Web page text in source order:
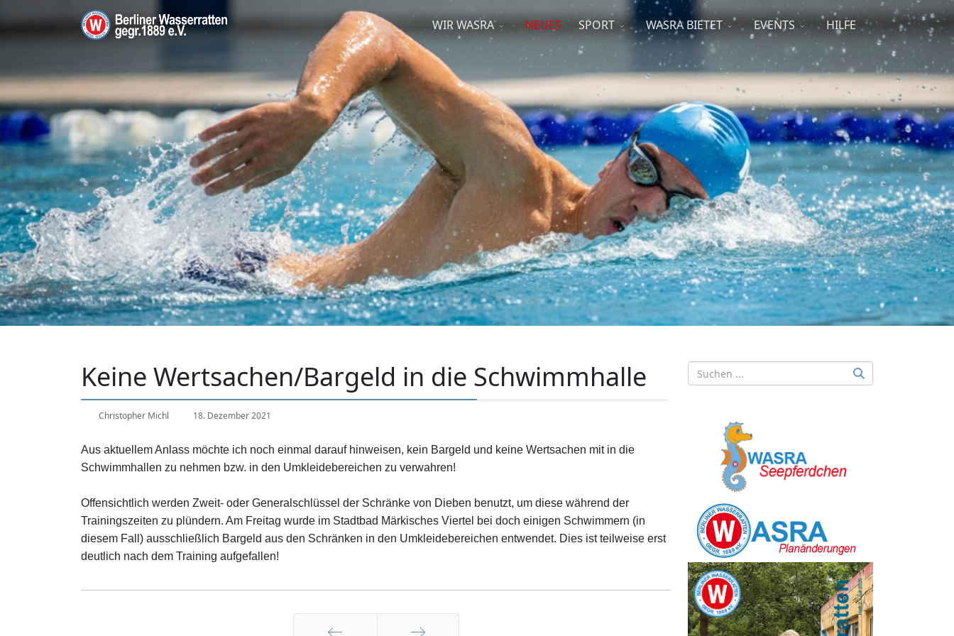
WIR WASRA NEUES SPORT WASRA BIETET EVENTS HILFE
Keine Wertsachen/Bargeld in die Schwimmhalle
Christopher Michl 18. Dezember 2021
Aus aktuellem Anlass möchte ich noch einmal darauf hinweisen, kein Bargeld und keine Wertsachen mit in die
Schwimmhallen zu nehmen bzw. in den Umkleidebereichen zu verwahren!
Offensichtlich werden Zweit- oder Generalschlüssel der Schränke von Dieben benutzt, um diese während der
Trainingszeiten zu plündern. Am Freitag wurde im Stadtbad Märkisches Viertel bei doch einigen Schwimmern (in
diesem Fall) ausschließlich Bargeld aus den Schränken in den Umkleidebereichen entwendet. Dies ist teilweise erst
deutlich nach dem Training aufgefallen!